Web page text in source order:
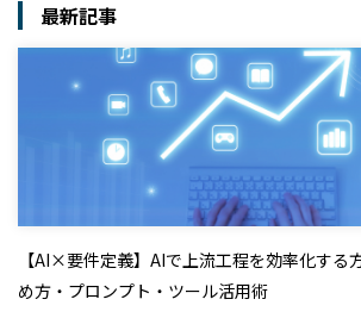
最新記事
【AI×要件定義】AIで上流工程を効率化する
め方・プロンプト・ツール活用術